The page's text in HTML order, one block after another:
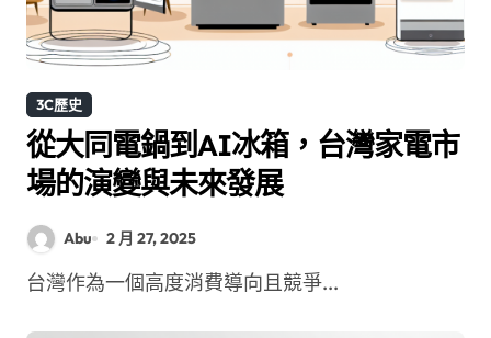
3C歷史
從大同電鍋到AI冰箱，台灣家電市
場的演變與未來發展
Abu 2 月 27, 2025
台灣作為一個高度消費導向且競爭...